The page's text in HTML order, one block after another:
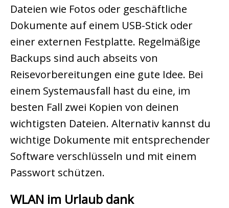
Dateien wie Fotos oder geschäftliche
Dokumente auf einem USB-Stick oder
einer externen Festplatte. Regelmäßige
Backups sind auch abseits von
Reisevorbereitungen eine gute Idee. Bei
einem Systemausfall hast du eine, im
besten Fall zwei Kopien von deinen
wichtigsten Dateien. Alternativ kannst du
wichtige Dokumente mit entsprechender
Software verschlüsseln und mit einem
Passwort schützen.
WLAN im Urlaub dank